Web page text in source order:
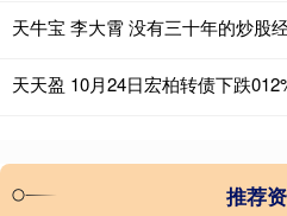
天牛宝 李大霄 没有三十年的炒股
天天盈 10月24日宏柏转债下跌
推荐